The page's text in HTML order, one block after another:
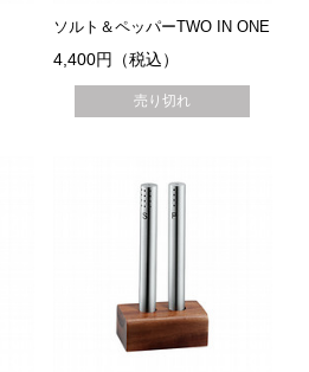
ソルト＆ペッパーTWO IN ONE
4,400円（税込）
売り切れ